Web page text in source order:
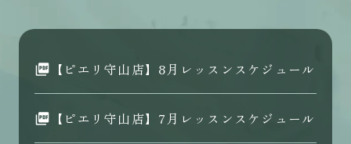
【ピエリ守山店】8月レッスンスケジュール
【ピエリ守山店】7月レッスンスケジュール